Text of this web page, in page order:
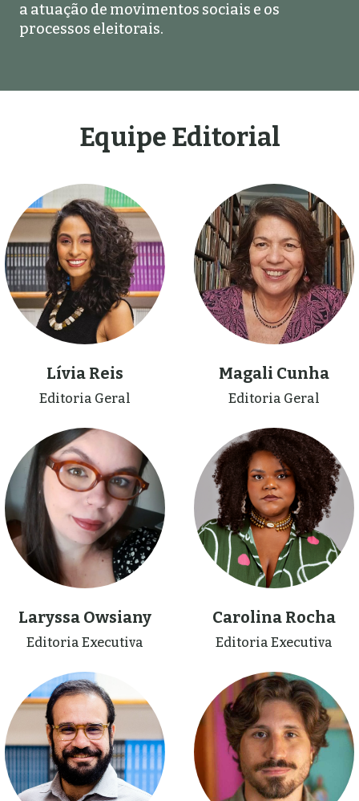
a atuação de movimentos sociais e os
processos eleitorais.
Equipe Editorial
Lívia Reis
Editoria Geral
Magali Cunha
Editoria Geral
Laryssa Owsiany
Editoria Executiva
Carolina Rocha
Editoria Executiva